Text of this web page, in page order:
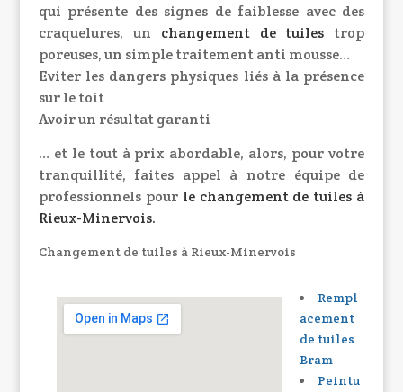
qui présente des signes de faiblesse avec des
craquelures, un
changement de tuiles trop
poreuses, un simple traitement anti mousse…
Eviter les dangers physiques liés à la présence
sur le toit
Avoir un résultat garanti
… et le tout à prix abordable, alors, pour votre
tranquillité, faites appel à notre équipe de
professionnels pour le changement de tuiles à
Rieux-Minervois.
Changement de tuiles à Rieux-Minervois
Rempl
acement
de tuiles
Bram
Peintu